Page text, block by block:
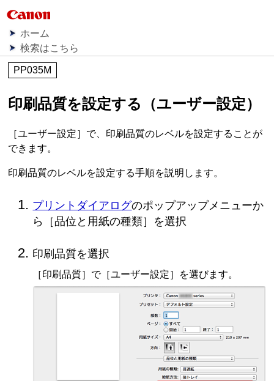
ホーム
検索はこちら
PP035M
印刷品質を設定する（ユーザー設定）
［ユーザー設定］ で、印刷品質のレベルを設定することが
できます。
印刷品質のレベルを設定する手順を説明します。
プリントダイアログのポップアップメニューか
ら
［品位と用紙の種類］ を選択
印刷品質を選択
［印刷品質］ で［ユーザー設定］ を選びます。